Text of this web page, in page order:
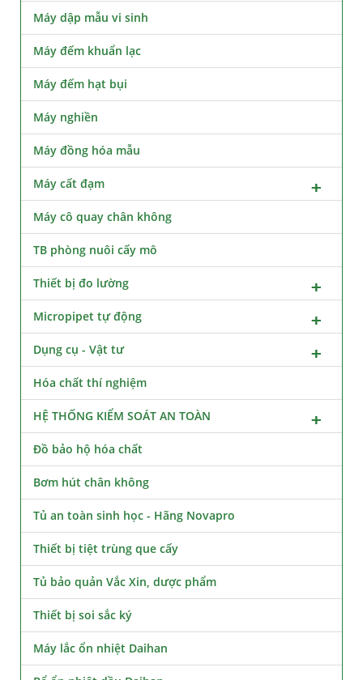
Máy dập mẫu vi sinh
Máy đếm khuẩn lạc
Máy đếm hạt bụi
Máy nghiền
Máy đồng hóa mẫu
Máy cất đạm
Máy cô quay chân không
TB phòng nuôi cấy mô
Thiết bị đo lường
Micropipet tự động
Dụng cụ - Vật tư
Hóa chất thí nghiệm
HỆ THỐNG KIỂM SOÁT AN TOÀN
Đồ bảo hộ hóa chất
Bơm hút chân không
Tủ an toàn sinh học - Hãng Novapro
Thiết bị tiệt trùng que cấy
Tủ bảo quản Vắc Xin, dược phẩm
Thiết bị soi sắc ký
Máy lắc ổn nhiệt Daihan